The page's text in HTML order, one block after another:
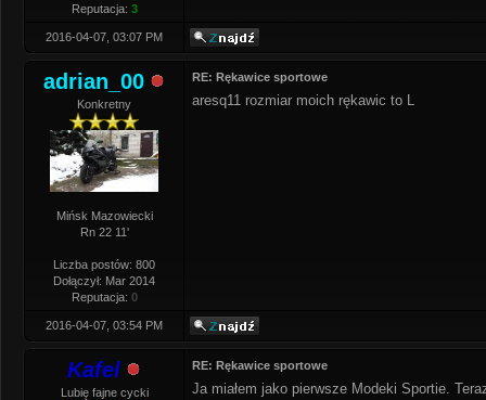
Reputacja: 3
2016-04-07, 03:07 PM
adrian_00
Konkretny
Mińsk Mazowiecki
Rn 22 11'
Liczba postów: 800
Dołączył: Mar 2014
Reputacja: 0
RE: Rękawice sportowe
aresq11 rozmiar moich rękawic to L
2016-04-07, 03:54 PM
Kafel
Lubię fajne cycki
RE: Rękawice sportowe
Ja miałem jako pierwsze Modeki Sportie.